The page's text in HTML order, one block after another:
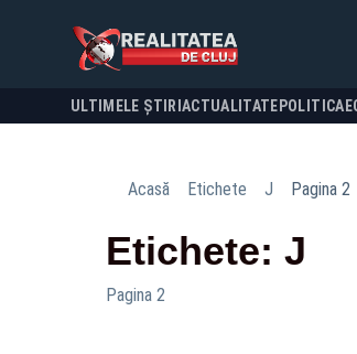
ULTIMELE ȘTIRI ACTUALITATE POLITICA
Acasă Etichete J Pagina 2
Etichete: J
Pagina 2